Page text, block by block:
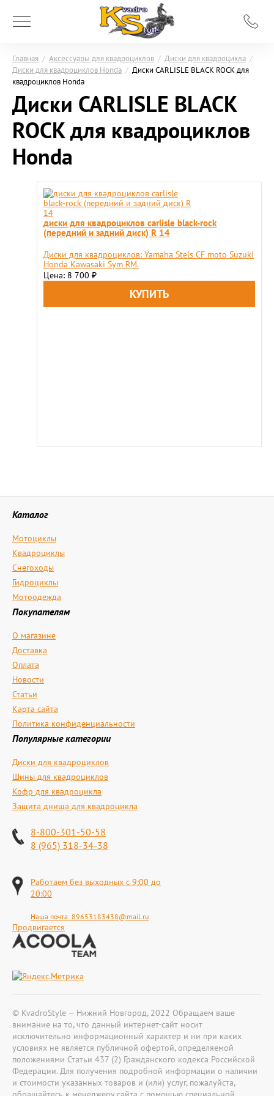
Главная / Аксессуары для квадроциклов / Диски для квадроцикла /
Диски для квадроциклов Honda / Диски CARLISLE BLACK ROCK для
квадроциклов Honda
Диски CARLISLE BLACK
ROCK для квадроциклов
Honda
диски для квадроциклов carlisle black-rock
(передний и задний диск) R 14
Диски для квадроциклов: Yamaha Stels CF moto Suzuki
Honda Kawasaki Sym RM.
Цена: 8 700 ₽
Каталог
Мотоциклы
Квадроциклы
Снегоходы
Гидроциклы
Мотоодежда
Покупателям
О магазине
Доставка
Оплата
Новости
Статьи
Карта сайта
Политика конфиденциальности
Популярные категории
Диски для квадроциклов
Шины для квадроциклов
Кофр для квадроцикла
Защита днища для квадроцикла
8-800-301-50-58
8 (965) 318-34-38
Работаем без выходных с 9:00 до
20:00
Наша почта: 89653183438@mail.ru
Продвигается
© KvadroStyle — Нижний Новгород, 2022 Обращаем ваше
внимание на то, что данный интернет-сайт носит
исключительно информационный характер и ни при каких
условиях не является публичной офертой, определяемой
положениями Статьи 437 (2) Гражданского кодекса Российской
Федерации. Для получения подробной информации о наличии
и стоимости указанных товаров и (или) услуг, пожалуйста,